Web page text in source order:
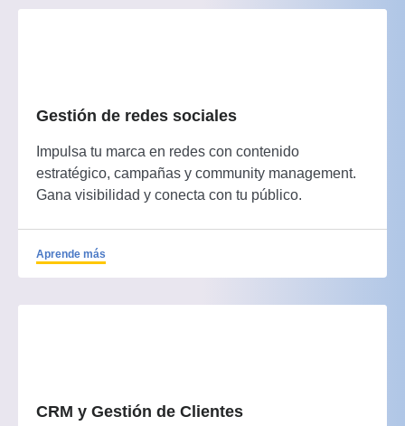
Gestión de redes sociales
Impulsa tu marca en redes con contenido
estratégico, campañas y community management.
Gana visibilidad y conecta con tu público.
Aprende más
CRM y Gestión de Clientes